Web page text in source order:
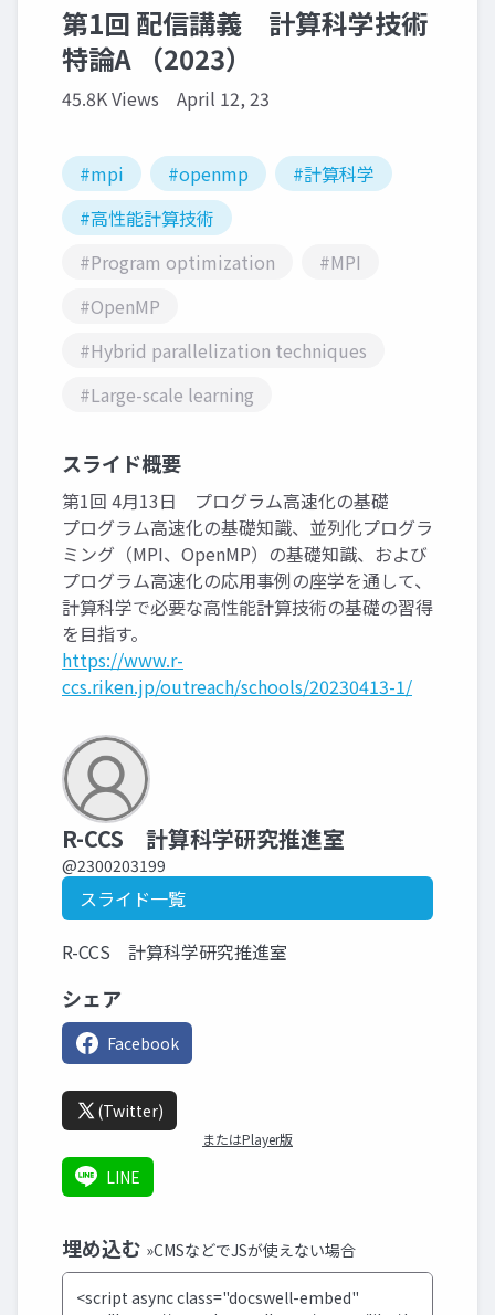
第1回 配信講義 計算科学技術
特論A （2023）
45.8K Views April 12, 23
#mpi #openmp
#計算科学
#高性能計算技術
#Program optimization
#MPI
#OpenMP
#Hybrid parallelization techniques
#Large-scale learning
スライド概要
第1回 4月13日 プログラム高速化の基礎
プログラム高速化の基礎知識、並列化プログラ
ミング（MPI、OpenMP）の基礎知識、および
プログラム高速化の応用事例の座学を通して、
計算科学で必要な高性能計算技術の基礎の習得
を目指す。
https://www.r-
ccs.riken.jp/outreach/schools/20230413-1/
R-CCS 計算科学研究推進室
@2300203199
スライド一覧
R-CCS 計算科学研究推進室
シェア
Facebook
(Twitter)
またはPlayer版
LINE
埋め込む »CMSなどでJSが使えない場合